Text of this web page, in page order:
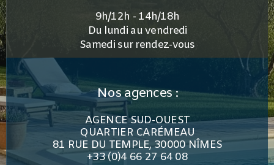
9h/12h - 14h/18h
Du lundi au vendredi
Samedi sur rendez-vous
Nos agences :
AGENCE SUD-OUEST
QUARTIER CARÉMEAU
81 RUE DU TEMPLE, 30000 NÎMES
+33 (0)4 66 27 64 08